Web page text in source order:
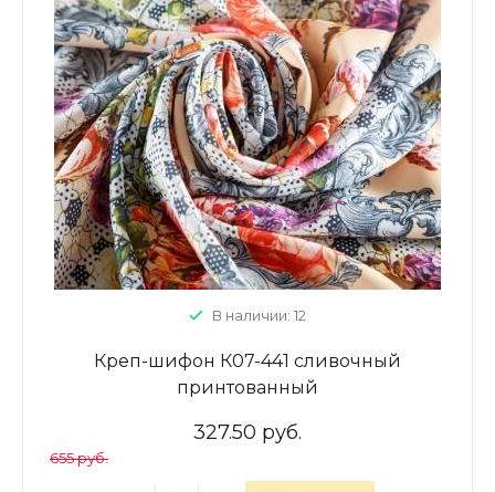
В наличии: 12
Креп-шифон К07-441 сливочный
принтованный
327.50 руб.
655 руб.